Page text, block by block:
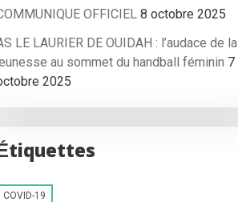
OFFICIEL 8 octobre 2025
LE LAURIER DE OUIDAH : l’audace de la
au sommet du handball féminin 7
2025
COVID-19